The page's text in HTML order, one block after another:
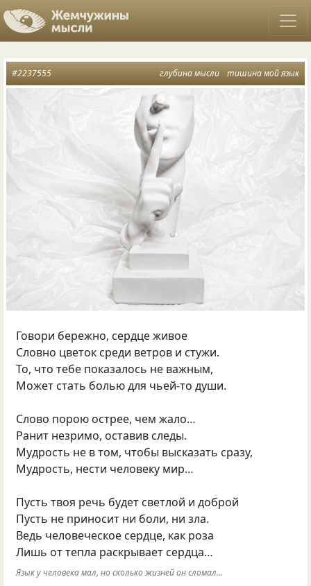
глубина мысли тишина мой язык
#2237555
Говори бережно, сердце живое
Словно цветок среди ветров и стужи.
То, что тебе показалось не важным,
Может стать болью для чьей-то души.
Слово порою острее, чем жало…
Ранит незримо, оставив следы.
Мудрость не в том, чтобы высказать сразу,
Мудрость, нести человеку мир…
Пусть твоя речь будет светлой и доброй
Пусть не приносит ни боли, ни зла.
Ведь человеческое сердце, как роза
Лишь от тепла раскрывает сердца…
Язык у человека мал, но сколько жизней он сломал…